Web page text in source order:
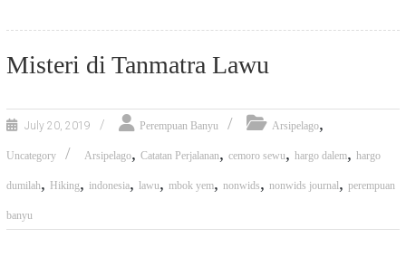
Misteri di Tanmatra Lawu
July 20, 2019 Perempuan Banyu Arsipelago,
Uncategory Arsipelago, Catatan Perjalanan, cemoro sewu, hargo dalem, hargo
dumilah, Hiking, indonesia, lawu, mbok yem, nonwids, nonwids journal, perempuan
banyu